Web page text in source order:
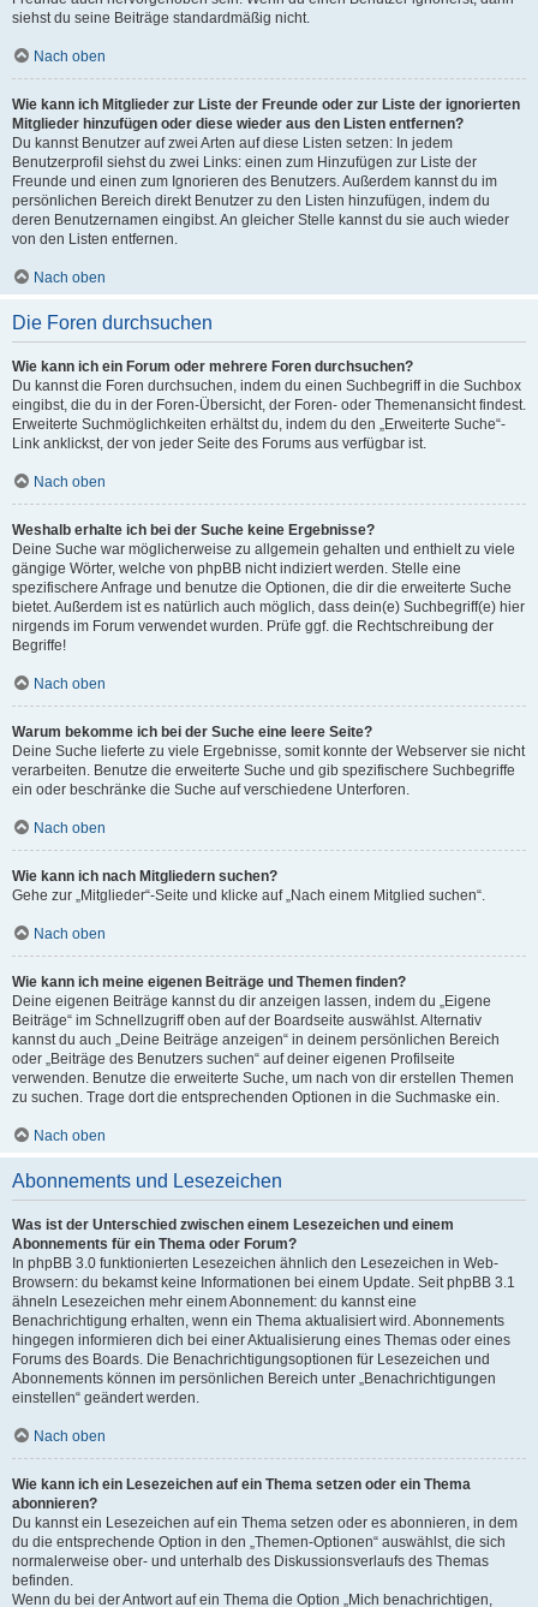
siehst du seine Beiträge standardmäßig nicht.
Nach oben
Wie kann ich Mitglieder zur Liste der Freunde oder zur Liste der ignorierten
Mitglieder hinzufügen oder diese wieder aus den Listen entfernen?
Du kannst Benutzer auf zwei Arten auf diese Listen setzen: In jedem
Benutzerprofil siehst du zwei Links: einen zum Hinzufügen zur Liste der
Freunde und einen zum Ignorieren des Benutzers. Außerdem kannst du im
persönlichen Bereich direkt Benutzer zu den Listen hinzufügen, indem du
deren Benutzernamen eingibst. An gleicher Stelle kannst du sie auch wieder
von den Listen entfernen.
Nach oben
Die Foren durchsuchen
Wie kann ich ein Forum oder mehrere Foren durchsuchen?
Du kannst die Foren durchsuchen, indem du einen Suchbegriff in die Suchbox
eingibst, die du in der Foren-Übersicht, der Foren- oder Themenansicht findest.
Erweiterte Suchmöglichkeiten erhältst du, indem du den „Erweiterte Suche“-
Link anklickst, der von jeder Seite des Forums aus verfügbar ist.
Nach oben
Weshalb erhalte ich bei der Suche keine Ergebnisse?
Deine Suche war möglicherweise zu allgemein gehalten und enthielt zu viele
gängige Wörter, welche von phpBB nicht indiziert werden. Stelle eine
spezifischere Anfrage und benutze die Optionen, die dir die erweiterte Suche
bietet. Außerdem ist es natürlich auch möglich, dass dein(e) Suchbegriff(e) hier
nirgends im Forum verwendet wurden. Prüfe ggf. die Rechtschreibung der
Begriffe!
Nach oben
Warum bekomme ich bei der Suche eine leere Seite?
Deine Suche lieferte zu viele Ergebnisse, somit konnte der Webserver sie nicht
verarbeiten. Benutze die erweiterte Suche und gib spezifischere Suchbegriffe
ein oder beschränke die Suche auf verschiedene Unterforen.
Nach oben
Wie kann ich nach Mitgliedern suchen?
Gehe zur „Mitglieder“-Seite und klicke auf „Nach einem Mitglied suchen“.
Nach oben
Wie kann ich meine eigenen Beiträge und Themen finden?
Deine eigenen Beiträge kannst du dir anzeigen lassen, indem du „Eigene
Beiträge“ im Schnellzugriff oben auf der Boardseite auswählst. Alternativ
kannst du auch „Deine Beiträge anzeigen“ in deinem persönlichen Bereich
oder „Beiträge des Benutzers suchen“ auf deiner eigenen Profilseite
verwenden. Benutze die erweiterte Suche, um nach von dir erstellen Themen
zu suchen. Trage dort die entsprechenden Optionen in die Suchmaske ein.
Nach oben
Abonnements und Lesezeichen
Was ist der Unterschied zwischen einem Lesezeichen und einem
Abonnements für ein Thema oder Forum?
In phpBB 3.0 funktionierten Lesezeichen ähnlich den Lesezeichen in Web-
Browsern: du bekamst keine Informationen bei einem Update. Seit phpBB 3.1
ähneln Lesezeichen mehr einem Abonnement: du kannst eine
Benachrichtigung erhalten, wenn ein Thema aktualisiert wird. Abonnements
hingegen informieren dich bei einer Aktualisierung eines Themas oder eines
Forums des Boards. Die Benachrichtigungsoptionen für Lesezeichen und
Abonnements können im persönlichen Bereich unter „Benachrichtigungen
einstellen“ geändert werden.
Nach oben
Wie kann ich ein Lesezeichen auf ein Thema setzen oder ein Thema
abonnieren?
Du kannst ein Lesezeichen auf ein Thema setzen oder es abonnieren, in dem
du die entsprechende Option in den „Themen-Optionen“ auswählst, die sich
normalerweise ober- und unterhalb des Diskussionsverlaufs des Themas
befinden.
Wenn du bei der Antwort auf ein Thema die Option „Mich benachrichtigen,